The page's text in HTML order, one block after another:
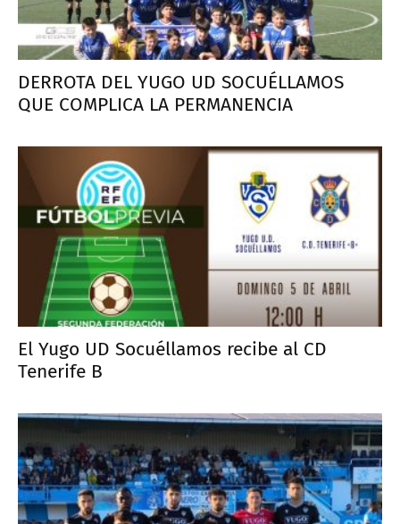
DERROTA DEL YUGO UD SOCUÉLLAMOS
QUE COMPLICA LA PERMANENCIA
El Yugo UD Socuéllamos recibe al CD
Tenerife B